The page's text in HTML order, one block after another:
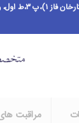
واحد یک
مراقبت